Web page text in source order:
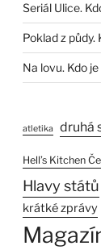
Seriál Ulice.
Poklad z půdy.
Na lovu. Kdo
atletika druhá
Hell’s Kitchen
Hlavy států
krátké zprávy